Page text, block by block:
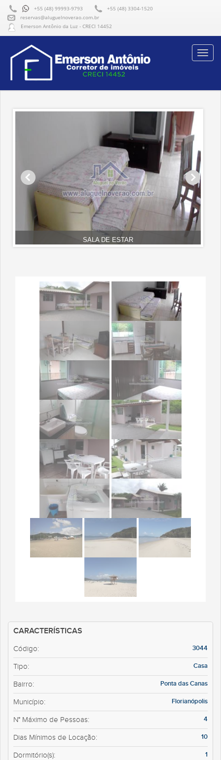
+55 (48) 99993-9793
+55 (48) 3304-1520
reservas@aluguelnoverao.com.br
Emerson Antônio da Luz - CRECI 14452
SALA DE ESTAR
CARACTERÍSTICAS
Código: 3044
Tipo: Casa
Bairro: Ponta das Canas
Município: Florianópolis
N° Máximo de Pessoas: 4
Dias Mínimos de Locação: 10
Dormitório(s): 1